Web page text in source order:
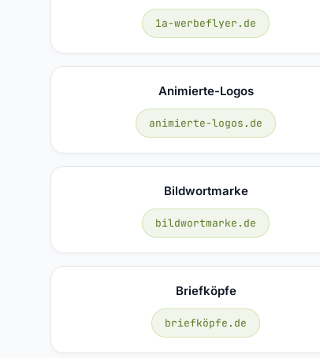
1a-werbeflyer.de
Animierte-Logos
animierte-logos.de
Bildwortmarke
bildwortmarke.de
Briefköpfe
briefköpfe.de